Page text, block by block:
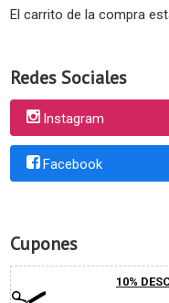
El carrito de la compra
Redes Sociales
Instagram
Facebook
Cupones
10%